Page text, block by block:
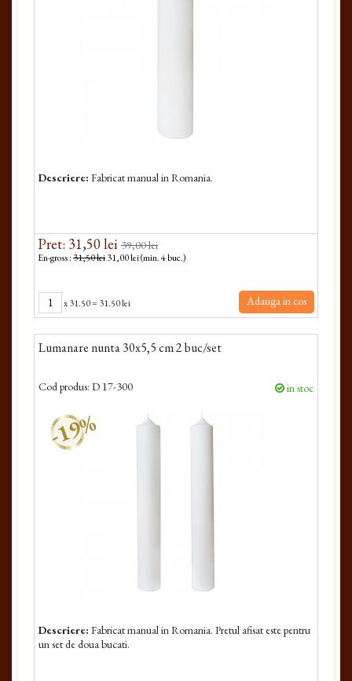
Descriere: Fabricat manual in Romania.
Pret: 31,50 lei 39,00 lei
En-gross :31,50 lei31,00 lei (min. 4 buc.)
x31.50= 31.50 lei Adauga in cos
Lumanare nunta 30x5,5 cm 2 buc/set
Cod produs: D 17-300 in stoc
-19%
Descriere: Fabricat manual in Romania. Pretul afisat este pentru
un set de doua bucati.